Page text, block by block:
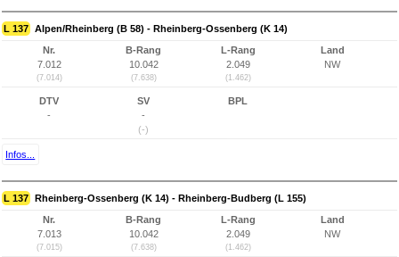
L 137 Alpen/Rheinberg (B 58) - Rheinberg-Ossenberg (K 14)
Nr.
7.012
(7.014)
B-Rang
10.042
(7.638)
L-Rang
2.049
(1.462)
Land
NW
DTV
-
SV
-
(-)
BPL
Infos...
L 137 Rheinberg-Ossenberg (K 14) - Rheinberg-Budberg (L 155)
Nr.
7.013
(7.015)
B-Rang
10.042
(7.638)
L-Rang
2.049
(1.462)
Land
NW